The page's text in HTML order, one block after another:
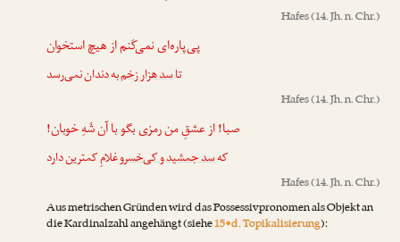
Hafes(14. Jh. n. Chr.)
پی‌پاره‌ای نمی‌کَنم از هیچ استخوان
تاسد هزار زخمبه دندان نمی‌رسد
Hafes(14. Jh. n. Chr.)
صبا! از عشقِ من رمزی بگو با آن شَهِ خوبان!
کهسد جمشید و کی‌خسروغلامِ کمترین دارد
Hafes(14. Jh. n. Chr.)
Aus metrischen Gründen wird das Possessivpronomen als Objekt an
die Kardinalzahl angehängt (siehe15•d. Topikalisierung):